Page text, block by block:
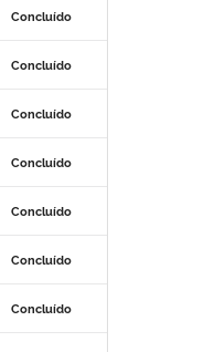
Concluído
Concluído
Concluído
Concluído
Concluído
Concluído
Concluído